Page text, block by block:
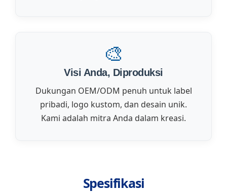
🎨
Visi Anda, Diproduksi
Dukungan OEM/ODM penuh untuk label
pribadi, logo kustom, dan desain unik.
Kami adalah mitra Anda dalam kreasi.
Spesifikasi